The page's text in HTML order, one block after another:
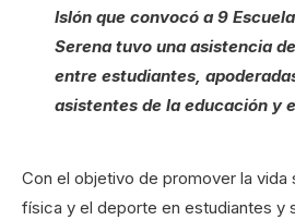
Islón que convocó a 9
Serena tuvo una asistencia
entre estudiantes,
asistentes de la educación y
Con el objetivo de promover la vida
física y el deporte en estudiantes y